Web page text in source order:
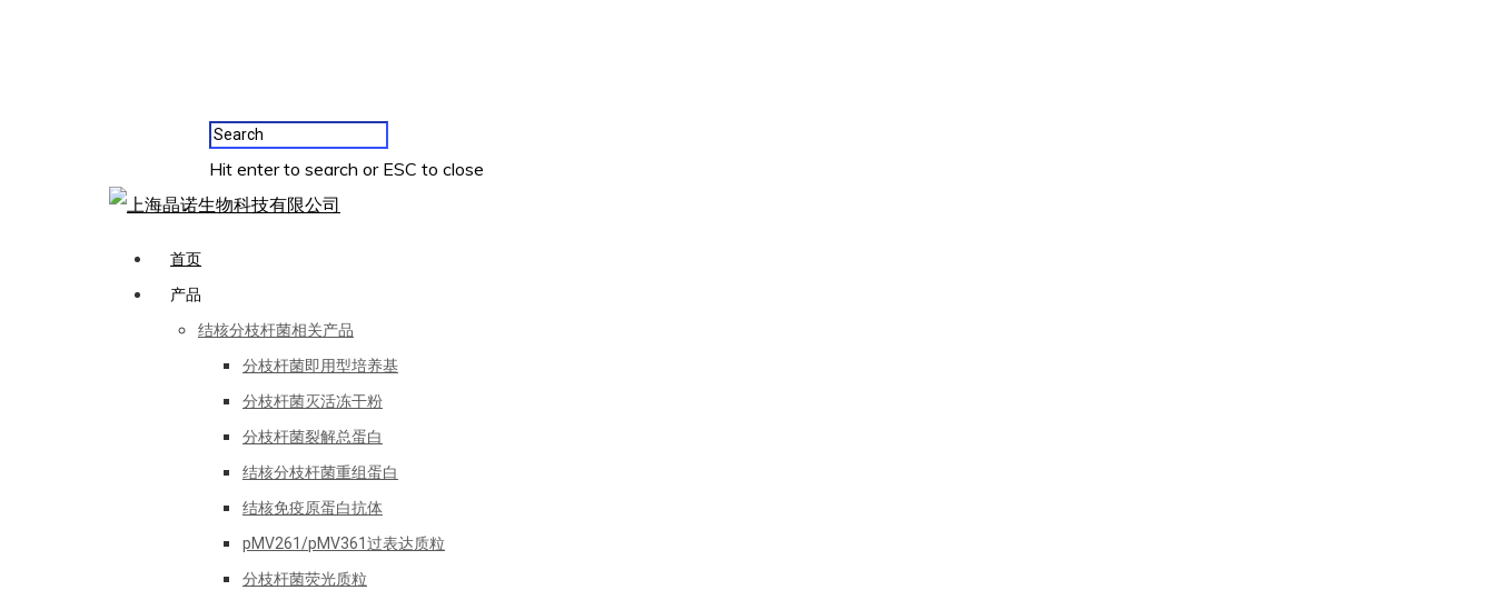
Hit enter to search or ESC to close
首页
产品
结核分枝杆菌相关产品
分枝杆菌即用型培养基
分枝杆菌灭活冻干粉
分枝杆菌裂解总蛋白
结核分枝杆菌重组蛋白
结核免疫原蛋白抗体
pMV261/pMV361过表达质粒
分枝杆菌荧光质粒